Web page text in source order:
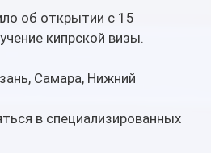
об открытии с 15
кипрской визы.
Самара, Нижний
в специализированных